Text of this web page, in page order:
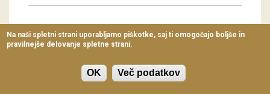
Predavanja
Delavnice
Vodeni ogledi
CN
Na naši spletni strani uporabljamo piškotke, saj ti omogočajo boljše in
pravilnejše delovanje spletne strani.
OK Več podatkov